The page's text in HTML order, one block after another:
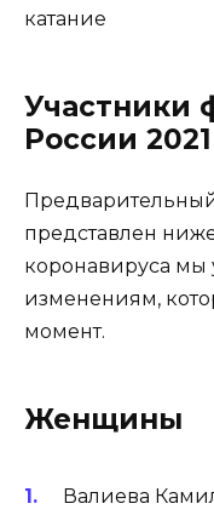
катание
Участники
России 2021
представлен
коронавируса
изменениям,
момент.
Женщины
Валиева